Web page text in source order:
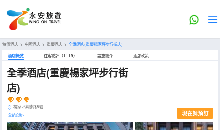
特價酒店 > 中國酒店 > 重慶酒店 > 全季酒店(重慶楊家坪步行街店)
酒店概览 住客點評（1119） 設施簡介 酒店政策
全季酒店(重慶楊家坪步行街
店)
楊家坪興勝路8號
全部設施> 現在就預訂